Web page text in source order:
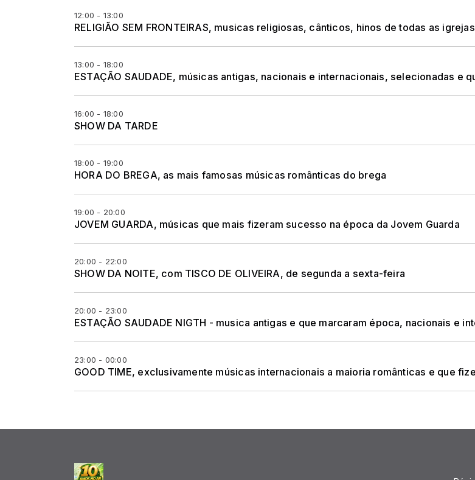
12:00 - 13:00
RELIGIÃO SEM FRONTEIRAS, musicas religiosas, cânticos, hinos de todas as
13:00 - 18:00
ESTAÇÃO SAUDADE, músicas antigas, nacionais e internacionais, selecionadas e
16:00 - 18:00
SHOW DA TARDE
18:00 - 19:00
HORA DO BREGA, as mais famosas músicas românticas do brega
19:00 - 20:00
JOVEM GUARDA, músicas que mais fizeram sucesso na época da Jovem Guarda
20:00 - 22:00
SHOW DA NOITE, com TISCO DE OLIVEIRA, de segunda a sexta-feira
20:00 - 23:00
ESTAÇÃO SAUDADE NIGTH - musica antigas e que marcaram época, nacionais e
23:00 - 00:00
GOOD TIME, exclusivamente músicas internacionais a maioria românticas e que